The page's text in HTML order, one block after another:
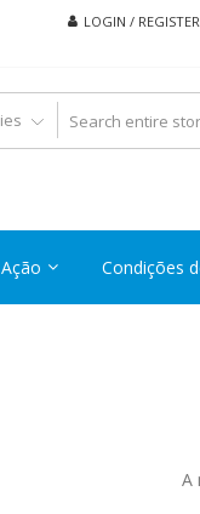
LOGIN / REGISTER
Ação Condições
A